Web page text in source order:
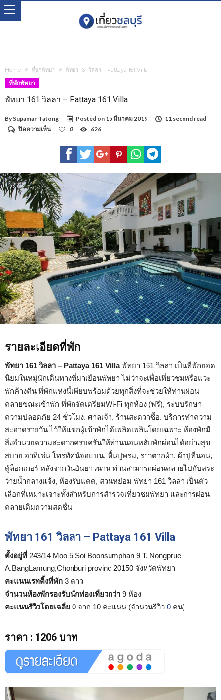
Home ที่พักพัทยา พัทยา 161 วิลลา – Pattaya 161 Villa
ที่พักพัทยา
พัทยา 161 วิลลา – Pattaya 161 Villa
By Supaman Tatong Posted on 15 มีนาคม 2019
11 second read
ปิดความเห็นบน
161
161
Villa
0 626
รายละเอียดที่พัก
พัทยา 161 วิลลา – Pattaya 161 Villaพัทยา 161 วิลลา เป็นที่พักยอด
นิยมในหมู่นักเดินทางที่มาเยือนพัทยา ไม่ว่าจะเพื่อเที่ยวชมหรือแวะ
พักค้างคืน ที่พักแห่งนี้เพียบพร้อมด้วยทุกสิ่งที่จะช่วยให้ท่านผ่อน
คลายขณะเข้าพัก ที่พักจัดเตรียมWi-Fi ทุกห้อง (ฟรี), ระบบรักษา
ความปลอดภัย 24 ชั่วโมง, ศาลเจ้า, ร้านสะดวกซื้อ, บริการทำความ
สะอาดรายวัน ไว้ให้แขกผู้เข้าพักได้เพลิดเพลินโดยเฉพาะ ห้องพักมี
สิ่งอำนวยความสะดวกครบครันให้ท่านนอนหลับพักผ่อนได้อย่างสุข
สบาย อาทิเช่น โทรทัศน์จอแบน, พื้นปูพรม, ราวตากผ้า, ผ้าปูที่นอน,
ตู้ล็อกเกอร์ หลังจากวันอันยาวนาน ท่านสามารถผ่อนคลายไปกับสระ
ว่ายน้ำกลางแจ้ง, ห้องรับแดด, สวนหย่อม พัทยา 161 วิลลา เป็นตัว
เลือกที่เหมาะเจาะทั้งสำหรับการสำรวจเที่ยวชมพัทยา และการผ่อน
คลายเติมความสดชื่น
พัทยา 161 วิลลา – Pattaya 161 Villa
ตั้งอยู่ที่ 243/14 Moo 5,Soi Boonsumphan 9 T. Nongprue
A.BangLamung,Chonburi provinc 20150 จังหวัดพัทยา
คะแนนเรทติ้งที่พัก 3 ดาว
จำนวนห้องพักรองรับนักท่องเที่ยวกว่า 9 ห้อง
คะแนนรีวิวโดยเฉลี่ย 0 จาก 10 คะแนน (จำนวนรีวิว 0 คน)
ราคา : 1206 บาท